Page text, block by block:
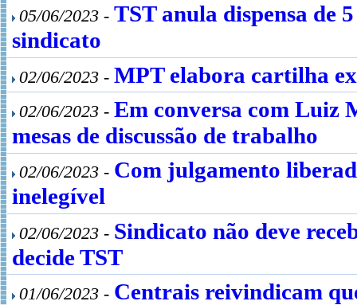
05/06/2023 - TST anula dispensa de
sindicato
02/06/2023 - MPT elabora cartilha
02/06/2023 - Em conversa com Luiz
mesas de discussão de trabalho
02/06/2023 - Com julgamento
inelegível
02/06/2023 - Sindicato não deve
decide TST
01/06/2023 - Centrais reivindicam